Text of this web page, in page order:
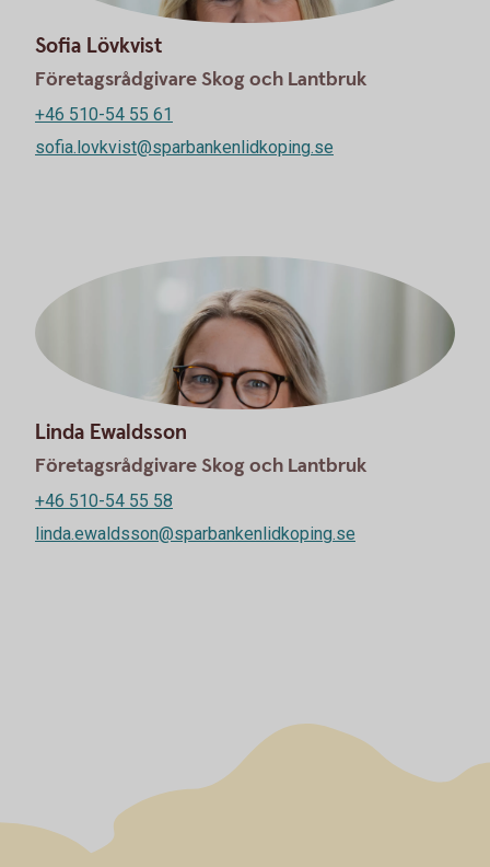
Sofia Lövkvist
Företagsrådgivare Skog och Lantbruk
+46 510-54 55 61
sofia.lovkvist@sparbankenlidkoping.se
Linda Ewaldsson
Företagsrådgivare Skog och Lantbruk
+46 510-54 55 58
linda.ewaldsson@sparbankenlidkoping.se